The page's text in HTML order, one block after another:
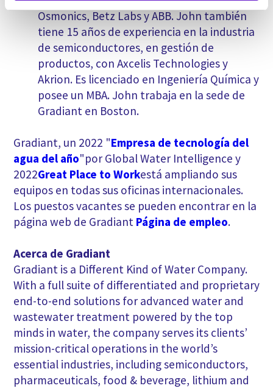
Osmonics, Betz Labs y ABB. John también
tiene 15 años de experiencia en la industria
de semiconductores, en gestión de
productos, con Axcelis Technologies y
Akrion. Es licenciado en Ingeniería Química y
posee un MBA. John trabaja en la sede de
Gradiant en Boston.
Gradiant, un 2022 "Empresa de tecnología del
agua del año"por Global Water Intelligence y
2022Great Place to Workestá ampliando sus
equipos en todas sus oficinas internacionales.
Los puestos vacantes se pueden encontrar en la
página web de Gradiant Página de empleo.
Acerca de Gradiant
Gradiant is a Different Kind of Water Company.
With a full suite of differentiated and proprietary
end-to-end solutions for advanced water and
wastewater treatment powered by the top
minds in water, the company serves its clients’
mission-critical operations in the world’s
essential industries, including semiconductors,
pharmaceuticals, food & beverage, lithium and